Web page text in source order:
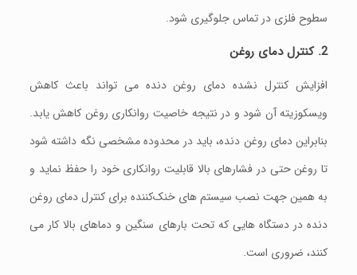
سطوح فلزی در تماس جلوگیری شود.
2. کنترل دمای روغن
افزایش کنترل نشده دمای روغن دنده می‌ تواند باعث کاهش
ویسکوزیته آن شود و در نتیجه خاصیت روانکاری روغن کاهش یابد.
بنابراین دمای روغن دنده، باید در محدوده مشخصی نگه داشته شود
تا روغن حتی در فشارهای بالا قابلیت روانکاری خود را حفظ نماید و
به همین جهت نصب سیستم‌ های خنک‌کننده برای کنترل دمای روغن
دنده در دستگاه‌ هایی که تحت بارهای سنگین و دماهای بالا کار می‌
کنند، ضروری است.